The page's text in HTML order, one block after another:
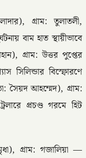
গ্রাম: তুলাতলী,
বাম হাত স্থায়ীভাবে
গ্রাম: উত্তর পুপ্তের
সিলিন্ডার বিস্ফোরণে
সৈয়দ আহম্মেদ), গ্রাম:
প্রচণ্ড গরমে হিট
গ্রাম: গজালিয়া —